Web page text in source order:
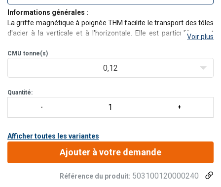
Informations générales :
La griffe magnétique à poignée THM facilite le transport des tôles
d'acier à la verticale et à l'horizontale. Elle est particulièrement
d'acier de rayonnages et pour transporter des pièces d'a
Voir plus
CMU tonne(s)
0,12
Quantité:
Afficher toutes les variantes
Ajouter à votre demande
Référence du produit: 503100120000240